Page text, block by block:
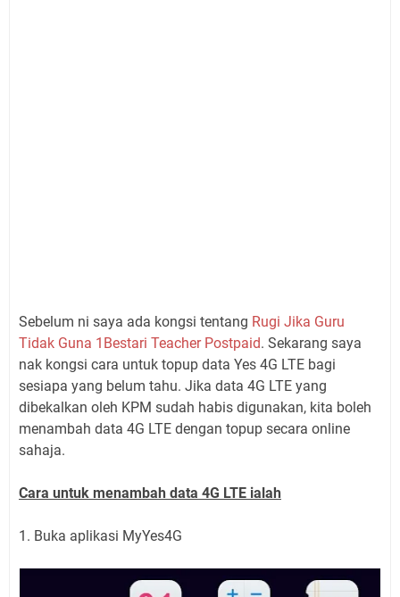
Sebelum ni saya ada kongsi tentang Rugi Jika Guru
Tidak Guna 1Bestari Teacher Postpaid. Sekarang saya
nak kongsi cara untuk topup data Yes 4G LTE bagi
sesiapa yang belum tahu. Jika data 4G LTE yang
dibekalkan oleh KPM sudah habis digunakan, kita boleh
menambah data 4G LTE dengan topup secara online
sahaja.
Cara untuk menambah data 4G LTE ialah
1. Buka aplikasi MyYes4G